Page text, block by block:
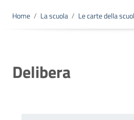
Home / La scuola / Le carte della
Delibera